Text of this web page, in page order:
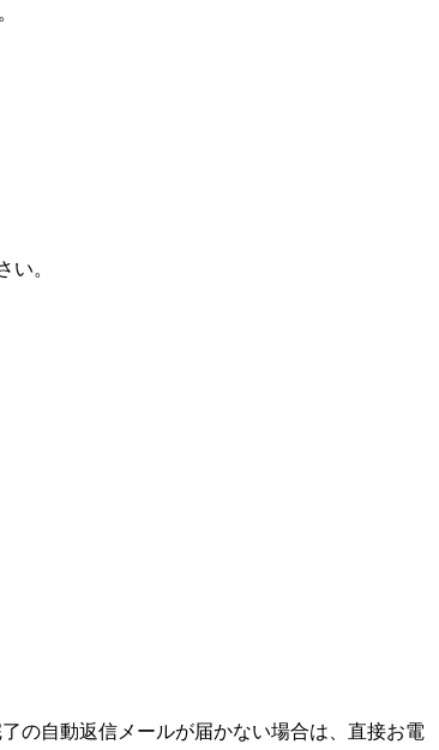
い。
の自動返信メールが届かない場合は、直接お電